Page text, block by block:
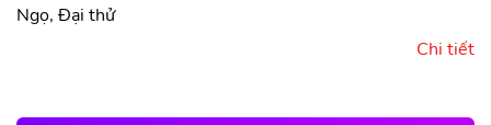
Ngọ, Đại thử
Chi tiết